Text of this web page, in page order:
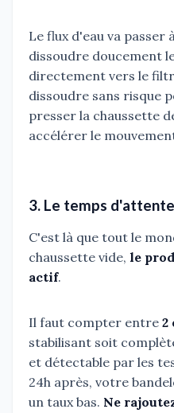
Le flux d'eau va
dissoudre doucement
directement vers le
dissoudre sans risque
presser la chaussette
accélérer le
3. Le temps
C'est là que tout le
chaussette vide, le
actif.
Il faut compter entre 2
stabilisant soit
et détectable par les
24h après, votre
un taux bas. Ne